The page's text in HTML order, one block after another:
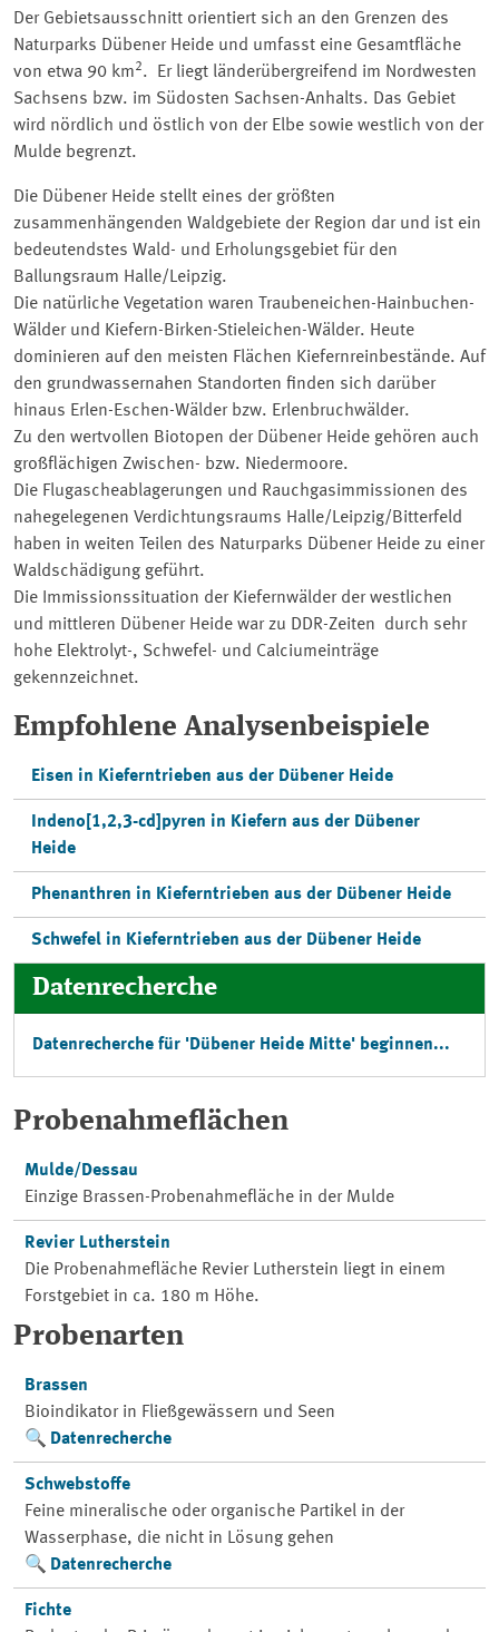
Der Gebietsausschnitt orientiert sich an den Grenzen des
Naturparks Dübener Heide und umfasst eine Gesamtfläche
von etwa 90 km2. Er liegt länderübergreifend im Nordwesten
Sachsens bzw. im Südosten Sachsen-Anhalts. Das Gebiet
wird nördlich und östlich von der Elbe sowie westlich von der
Mulde begrenzt.
Die Dübener Heide stellt eines der größten
zusammenhängenden Waldgebiete der Region dar und ist ein
bedeutendstes Wald- und Erholungsgebiet für den
Ballungsraum Halle/Leipzig.
Die natürliche Vegetation waren Traubeneichen-Hainbuchen-
Wälder und Kiefern-Birken-Stieleichen-Wälder. Heute
dominieren auf den meisten Flächen Kiefernreinbestände. Auf
den grundwassernahen Standorten finden sich darüber
hinaus Erlen-Eschen-Wälder bzw. Erlenbruchwälder.
Zu den wertvollen Biotopen der Dübener Heide gehören auch
großflächigen Zwischen- bzw. Niedermoore.
Die Flugascheablagerungen und Rauchgasimmissionen des
nahegelegenen Verdichtungsraums Halle/Leipzig/Bitterfeld
haben in weiten Teilen des Naturparks Dübener Heide zu einer
Waldschädigung geführt.
Die Immissionssituation der Kiefernwälder der westlichen
und mittleren Dübener Heide war zu DDR-Zeiten durch sehr
hohe Elektrolyt-, Schwefel- und Calciumeinträge
gekennzeichnet.
Empfohlene Analysenbeispiele
Eisen in Kieferntrieben aus der Dübener Heide
Indeno[1,2,3-cd]pyren in Kiefern aus der Dübener
Heide
Phenanthren in Kieferntrieben aus der Dübener Heide
Schwefel in Kieferntrieben aus der Dübener Heide
Datenrecherche
Datenrecherche für 'Dübener Heide Mitte' beginnen...
Probenahmeflächen
Mulde/Dessau
Einzige Brassen-Probenahmefläche in der Mulde
Revier Lutherstein
Die Probenahmefläche Revier Lutherstein liegt in einem
Forstgebiet in ca. 180 m Höhe.
Probenarten
Brassen
Bioindikator in Fließgewässern und Seen
Datenrecherche
Schwebstoffe
Feine mineralische oder organische Partikel in der
Wasserphase, die nicht in Lösung gehen
Datenrecherche
Fichte